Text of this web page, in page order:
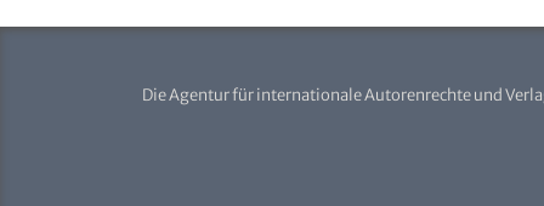
Die Agentur für internationale Autorenrechte und